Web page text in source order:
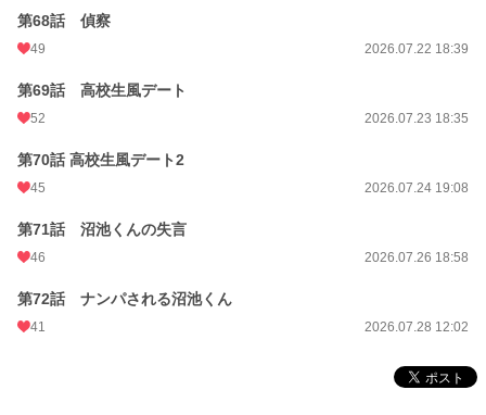
第68話 偵察
49 2026.07.22 18:39
第69話 高校生風デート
52 2026.07.23 18:35
第70話 高校生風デート2
45 2026.07.24 19:08
第71話 沼池くんの失言
46 2026.07.26 18:58
第72話 ナンパされる沼池くん
41 2026.07.28 12:02